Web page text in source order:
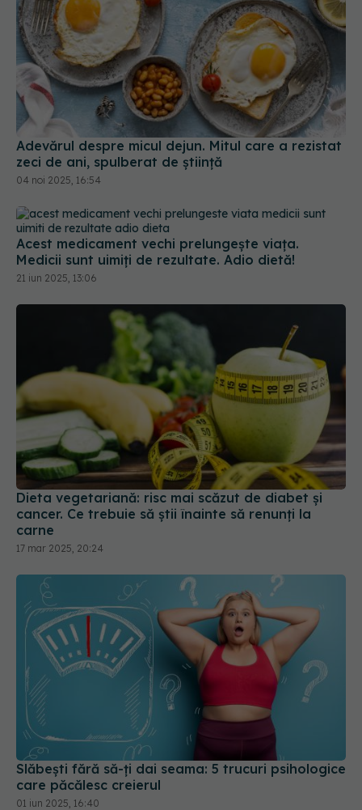
Adevărul despre micul dejun. Mitul care a rezistat
zeci de ani, spulberat de știință
04 noi 2025, 16:54
Acest medicament vechi prelungește viața.
Medicii sunt uimiți de rezultate. Adio dietă!
21 iun 2025, 13:06
Dieta vegetariană: risc mai scăzut de diabet și
cancer. Ce trebuie să știi înainte să renunți la
carne
17 mar 2025, 20:24
Slăbești fără să-ți dai seama: 5 trucuri psihologice
care păcălesc creierul
01 iun 2025, 16:40